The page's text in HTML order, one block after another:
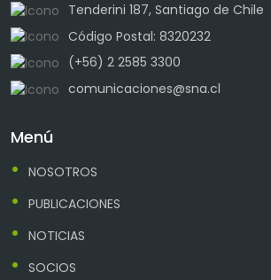
Tenderini 187, Santiago de Chile
Código Postal: 8320232
(+56) 2 2585 3300
comunicaciones@sna.cl
Menú
NOSOTROS
PUBLICACIONES
NOTICIAS
SOCIOS